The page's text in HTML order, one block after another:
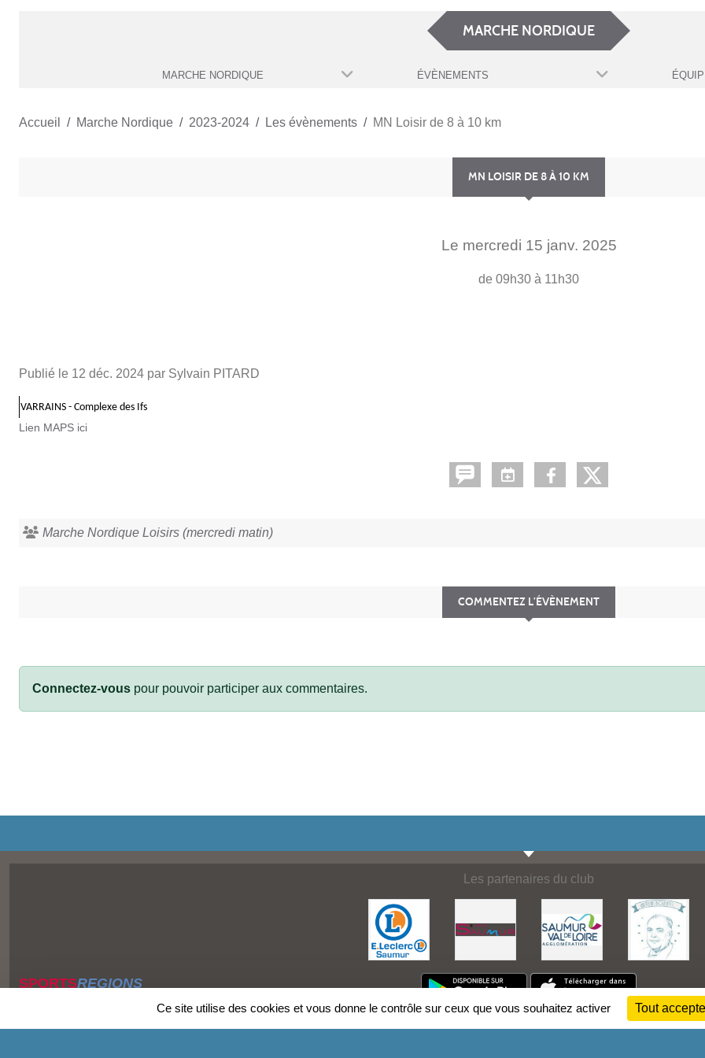
MARCHE NORDIQUE
MARCHE NORDIQUE ÉVÈNEMENTS
Accueil Marche Nordique 2023-2024 Les évènements MN Loisir de 8 à 10 km
MN LOISIR DE 8 À 10 KM
Le mercredi 15 janv. 2025
de 09h30 à 11h30
Publié le 12 déc. 2024 par Sylvain PITARD
VARRAINS - Complexe des Ifs
Lien MAPS ici
Marche Nordique Loisirs (mercredi matin)
COMMENTEZ L’ÉVÈNEMENT
Connectez-vous pour pouvoir participer aux commentaires.
Les partenaires du club
SPORTSREGIONS
Ce site utilise des cookies et vous donne le contrôle sur ceux que vous souhaitez activer Tout